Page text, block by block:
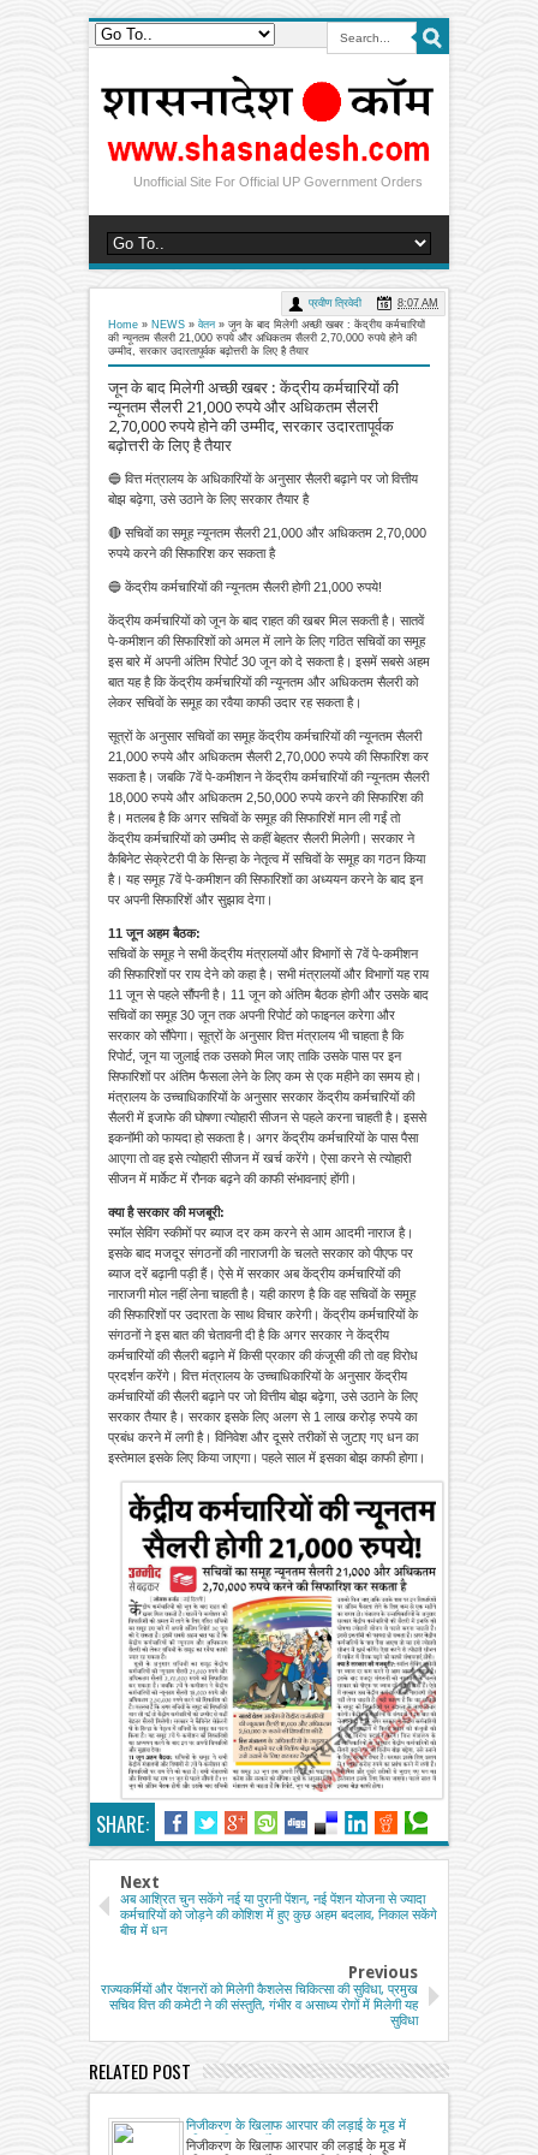
Unofficial Site For Official UP Government Orders
Home » NEWS » वेतन» जून के बाद मिलेगी अच्छी खबर : केंद्रीय कर्मचारियों
की न्यूनतम सैलरी 21,000 रुपये और अधिकतम सैलरी 2,70,000 रुपये होने की
उम्मीद, सरकार उदारतापूर्वक बढ़ोत्तरी के लिए है तैयार
जून के बाद मिलेगी अच्छी खबर : केंद्रीय कर्मचारियों की
न्यूनतम सैलरी 21,000 रुपये और अधिकतम सैलरी
2,70,000 रुपये होने की उम्मीद, सरकार उदारतापूर्वक
बढ़ोत्तरी के लिए है तैयार
प्रवीण त्रिवेदी 8:07 AM
🔵 वित्त मंत्रालय के अधिकारियों के अनुसार सैलरी बढ़ाने पर जो वित्तीय
बोझ बढ़ेगा, उसे उठाने के लिए सरकार तैयार है
🔴 सचिवों का समूह न्यूनतम सैलरी 21,000 और अधिकतम 2,70,000
रुपये करने की सिफारिश कर सकता है
🔵 केंद्रीय कर्मचारियों की न्यूनतम सैलरी होगी 21,000 रुपये!
केंद्रीय कर्मचारियों को जून के बाद राहत की खबर मिल सकती है। सातवें
पे-कमीशन की सिफारिशों को अमल में लाने के लिए गठित सचिवों का समूह
इस बारे में अपनी अंतिम रिपोर्ट 30 जून को दे सकता है। इसमें सबसे अहम
बात यह है कि केंद्रीय कर्मचारियों की न्यूनतम और अधिकतम सैलरी को
लेकर सचिवों के समूह का रवैया काफी उदार रह सकता है।
सूत्रों के अनुसार सचिवों का समूह केंद्रीय कर्मचारियों की न्यूनतम सैलरी
21,000 रुपये और अधिकतम सैलरी 2,70,000 रुपये की सिफारिश कर
सकता है। जबकि 7वें पे-कमीशन ने केंद्रीय कर्मचारियों की न्यूनतम सैलरी
18,000 रुपये और अधिकतम 2,50,000 रुपये करने की सिफारिश की
है। मतलब है कि अगर सचिवों के समूह की सिफारिशें मान ली गईं तो
केंद्रीय कर्मचारियों को उम्मीद से कहीं बेहतर सैलरी मिलेगी। सरकार ने
कैबिनेट सेक्रेटरी पी के सिन्हा के नेतृत्व में सचिवों के समूह का गठन किया
है। यह समूह 7वें पे-कमीशन की सिफारिशों का अध्ययन करने के बाद इन
पर अपनी सिफारिशें और सुझाव देगा।
11 जून अहम बैठक:
सचिवों के समूह ने सभी केंद्रीय मंत्रालयों और विभागों से 7वें पे-कमीशन
की सिफारिशों पर राय देने को कहा है। सभी मंत्रालयों और विभागों यह राय
11 जून से पहले सौंपनी है। 11 जून को अंतिम बैठक होगी और उसके बाद
सचिवों का समूह 30 जून तक अपनी रिपोर्ट को फाइनल करेगा और
सरकार को सौंपेगा। सूत्रों के अनुसार वित्त मंत्रालय भी चाहता है कि
रिपोर्ट, जून या जुलाई तक उसको मिल जाए ताकि उसके पास पर इन
सिफारिशों पर अंतिम फैसला लेने के लिए कम से एक महीने का समय हो।
मंत्रालय के उच्चाधिकारियों के अनुसार सरकार केंद्रीय कर्मचारियों की
सैलरी में इजाफे की घोषणा त्योहारी सीजन से पहले करना चाहती है। इससे
इकनॉमी को फायदा हो सकता है। अगर केंद्रीय कर्मचारियों के पास पैसा
आएगा तो वह इसे त्योहारी सीजन में खर्च करेंगे। ऐसा करने से त्योहारी
सीजन में मार्केट में रौनक बढ़ने की काफी संभावनाएं होंगी।
क्या हैसरकारकी मजबूरी:
स्मॉल सेविंग स्कीमों पर ब्याज दर कम करने से आम आदमी नाराज है।
इसके बाद मजदूर संगठनों की नाराजगी के चलते सरकार को पीएफ पर
ब्याज दरें बढ़ानी पड़ी हैं। ऐसे में सरकार अब केंद्रीय कर्मचारियों की
नाराजगी मोल नहीं लेना चाहती है। यही कारण है कि वह सचिवों के समूह
की सिफारिशों पर उदारता के साथ विचार करेगी। केंद्रीय कर्मचारियों के
संगठनों ने इस बात की चेतावनी दी है कि अगर सरकार ने केंद्रीय
कर्मचारियों की सैलरी बढ़ाने में किसी प्रकार की कंजूसी की तो वह विरोध
प्रदर्शन करेंगे। वित्त मंत्रालय के उच्चाधिकारियों के अनुसार केंद्रीय
कर्मचारियों की सैलरी बढ़ाने पर जो वित्तीय बोझ बढ़ेगा, उसे उठाने के लिए
सरकार तैयार है। सरकार इसके लिए अलग से 1 लाख करोड़ रुपये का
प्रबंध करने में लगी है। विनिवेश और दूसरे तरीकों से जुटाए गए धन का
इस्तेमाल इसके लिए किया जाएगा। पहले साल में इसका बोझ काफी होगा।
SHARE:
Next
अब आश्रित चुन सकेंगे नई या पुरानी पेंशन, नई पेंशन योजना से ज्यादा
कर्मचारियों को जोड़ने की कोशिश में हुए कुछ अहम बदलाव, निकाल सकेंगे
बीच में धन
Previous
राज्यकर्मियों और पेंशनरों को मिलेगी कैशलेस चिकित्सा की सुविधा, प्रमुख
सचिव वित्त की कमेटी ने की संस्तुति, गंभीर व असाध्य रोगों में मिलेगी यह
सुविधा
RELATED POST
निजीकरण के खिलाफ आरपार की लड़ाई के मूड में
परिवहन निगम कर्मी
निजीकरण के खिलाफ आरपार की लड़ाई के मूड में